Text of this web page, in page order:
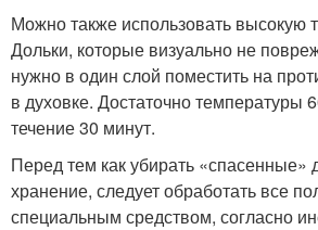
Можно также использовать высокую
Дольки, которые визуально не
нужно в один слой поместить на
в духовке. Достаточно температуры
течение 30 минут.
Перед тем как убирать «спасенные»
хранение, следует обработать все
специальным средством, согласно